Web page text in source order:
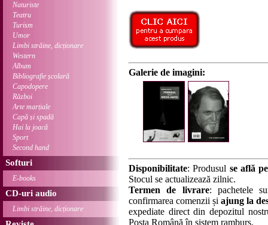
Naturiste
Teatru
Turism
Umor
Limbi străine, dicționare
Western
Album
Bibliografie școlară
Capodopere
Război
Arte marțiale
Capă și spadă
Hai la joacă
Sport
Second hand
Softuri
E-books
CD-uri audio
Limbi străine, dicționare
Galerie de imagini:
Disponibilitate: Produsul se află
Stocul se actualizează zilnic.
Termen de livrare: pachetele
confirmarea comenzii șiajung la
expediate direct din depozitul
Poșta Română în sistem ramburs.